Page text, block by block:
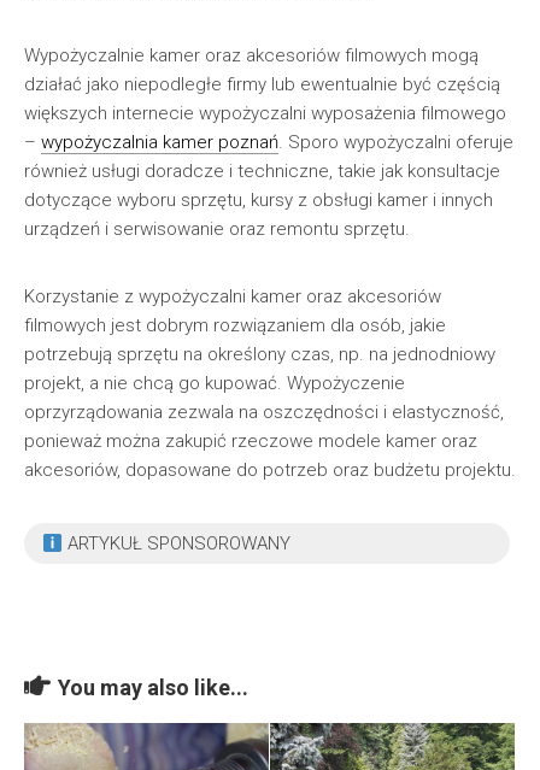
Wypożyczalnie kamer oraz akcesoriów filmowych mogą
działać jako niepodległe firmy lub ewentualnie być częścią
większych internecie wypożyczalni wyposażenia filmowego
– wypożyczalnia kamer poznań. Sporo wypożyczalni oferuje
również usługi doradcze i techniczne, takie jak konsultacje
dotyczące wyboru sprzętu, kursy z obsługi kamer i innych
urządzeń i serwisowanie oraz remontu sprzętu.
Korzystanie z wypożyczalni kamer oraz akcesoriów
filmowych jest dobrym rozwiązaniem dla osób, jakie
potrzebują sprzętu na określony czas, np. na jednodniowy
projekt, a nie chcą go kupować. Wypożyczenie
oprzyrządowania zezwala na oszczędności i elastyczność,
ponieważ można zakupić rzeczowe modele kamer oraz
akcesoriów, dopasowane do potrzeb oraz budżetu projektu.
ARTYKUŁ SPONSOROWANY
You may also like...